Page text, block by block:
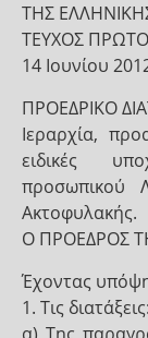
ΤΗΣ
ΤΕΥΧΟΣ
14 Ιουνίου
ΠΡΟΕΔΡΙΚΟ
Ιεραρχία,
ειδικές
προσωπικού
Ακτοφυλακής.
Ο ΠΡΟΕΔΡΟΣ
Έχοντας
1. Τις διατάξεις: